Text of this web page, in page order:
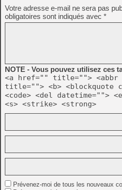
Votre adresse e-mail ne sera pas
obligatoires sont indiqués avec *
NOTE - Vous pouvez utilisez ces
<a href="" title=""> <abbr
title=""> <b> <blockquote
<code> <del datetime="">
<s> <strike> <strong>
Prévenez-moi de tous les nouveaux